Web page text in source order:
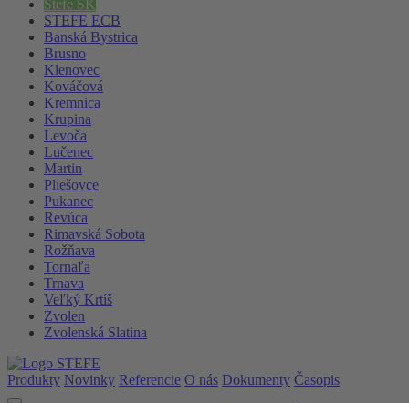
Stefe SK
STEFE ECB
Banská Bystrica
Brusno
Klenovec
Kováčová
Kremnica
Krupina
Levoča
Lučenec
Martin
Pliešovce
Pukanec
Revúca
Rimavská Sobota
Rožňava
Tornaľa
Trnava
Veľký Krtíš
Zvolen
Zvolenská Slatina
Produkty Novinky Referencie O nás Dokumenty Časopis